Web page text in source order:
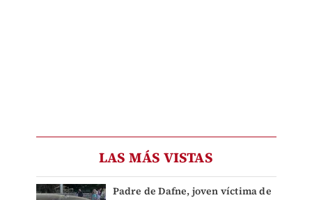
LAS MÁS VISTAS
Padre de Dafne, joven víctima de